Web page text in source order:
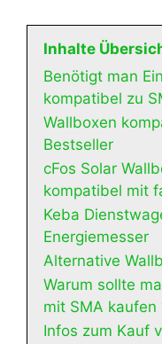
Inhalte
Benötigt man
kompatibel zu
Wallboxen
Bestseller
cFos Solar
kompatibel mit
Keba
Energiemesser
Alternative
Warum sollte
mit SMA kaufen
Infos zum Kauf